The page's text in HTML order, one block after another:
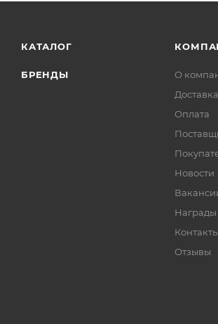
КАТАЛОГ
БРЕНДЫ
О
Доставка
Оплата
Новости
Награды
Контакты
Отзывы